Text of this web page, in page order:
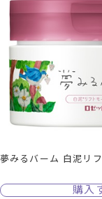
夢みるバーム 白泥リ
購入